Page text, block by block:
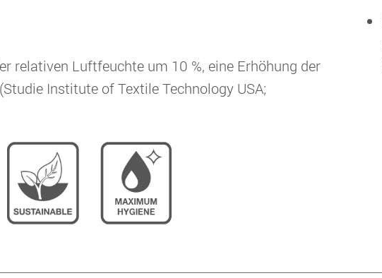
relativen Luftfeuchte um 10 %, eine Erhöhung der
Institute of Textile Technology USA;